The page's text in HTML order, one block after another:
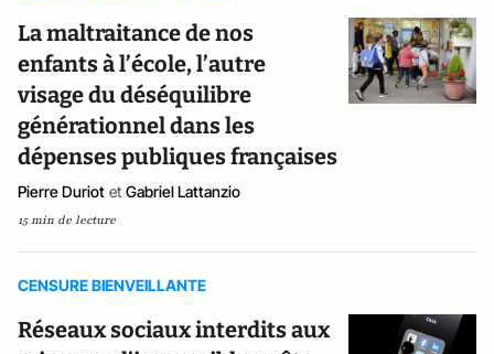
La maltraitance de nos
enfants à l’école, l’autre
visage du déséquilibre
générationnel dans les
dépenses publiques françaises
Pierre Duriot et Gabriel Lattanzio
15 min de lecture
CENSURE BIENVEILLANTE
Réseaux sociaux interdits aux